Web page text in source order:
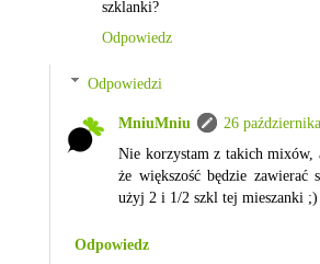
szklanki?
Odpowiedz
Odpowiedzi
MniuMniu
26
Nie korzystam z takich mixów,
że większość będzie zawierać
użyj 2 i 1/2 szkl tej mieszanki ;)
Odpowiedz